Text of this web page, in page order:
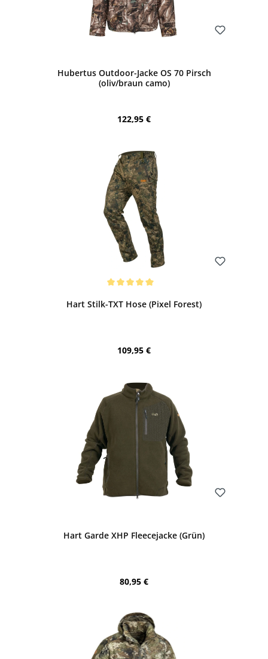
Hubertus Outdoor-Jacke OS 70 Pirsch
(oliv/braun camo)
Regulärer Preis:
122,95 €
Hart Stilk-TXT Hose (Pixel Forest)
Regulärer Preis:
109,95 €
Hart Garde XHP Fleecejacke (Grün)
Regulärer Preis:
80,95 €